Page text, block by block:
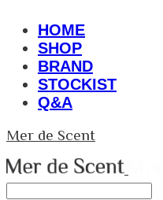
HOME
SHOP
BRAND
STOCKIST
Q&A
Mer de Scent